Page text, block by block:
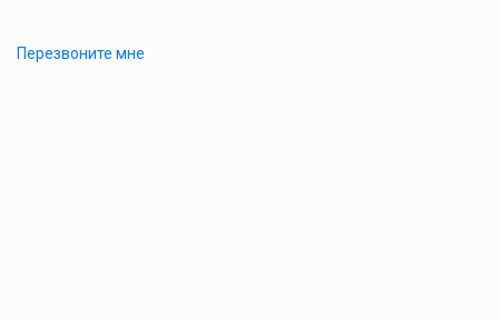
Перезвоните мне